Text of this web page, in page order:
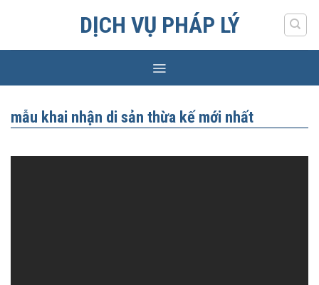
DỊCH VỤ PHÁP LÝ
mẫu khai nhận di sản thừa kế mới nhất